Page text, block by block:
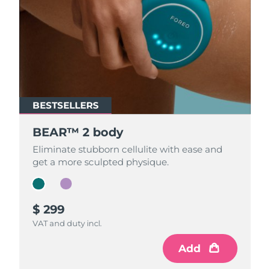
BESTSELLERS
BEAR™ 2 body
Eliminate stubborn cellulite with ease and
get a more sculpted physique.
$ 299
VAT and duty incl.
Add
BESTSELLERS
BEAR™ 2 body
Eliminate stubborn cellulite with ease and
get a more sculpted physique.
$ 299
VAT and duty incl.
Add